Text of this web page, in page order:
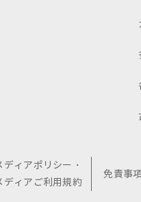
ィアポリシー・
ディアご利用規約
免責事